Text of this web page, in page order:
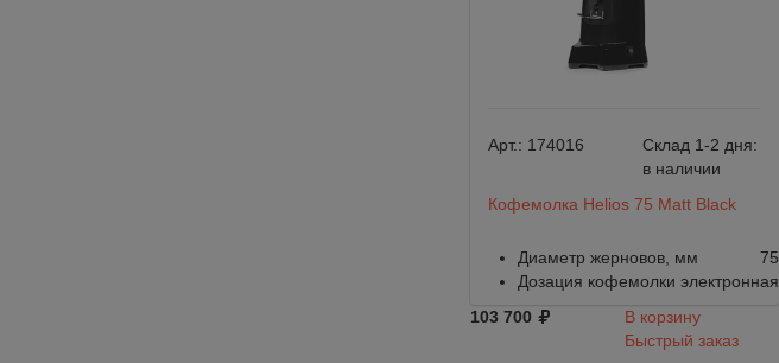
Арт.: 174016
Склад 1-2 дня:
в наличии
Кофемолка Helios 75 Matt Black
Диаметр жерновов, мм
75
Дозация кофемолки электронная
103 700
В корзину
Быстрый заказ